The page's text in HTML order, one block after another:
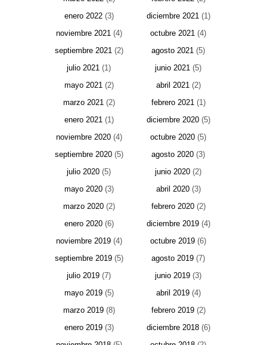
enero 2022(3) diciembre 2021(1)
noviembre 2021(4) octubre 2021 (4)
septiembre 2021(2) agosto 2021 (5)
julio 2021 (1) junio 2021 (5)
mayo 2021(2) abril 2021(2)
marzo 2021(2) febrero 2021(1)
enero 2021(1) diciembre 2020(5)
noviembre 2020(4) octubre 2020 (5)
septiembre 2020(5) agosto 2020 (3)
julio 2020 (5) junio 2020 (2)
mayo 2020(3) abril 2020(3)
marzo 2020(2) febrero 2020(2)
enero 2020(6) diciembre 2019(4)
noviembre 2019(4) octubre 2019 (6)
septiembre 2019(5) agosto 2019 (7)
julio 2019 (7) junio 2019 (3)
mayo 2019(5) abril 2019(4)
marzo 2019(8) febrero 2019(2)
enero 2019(3) diciembre 2018(6)